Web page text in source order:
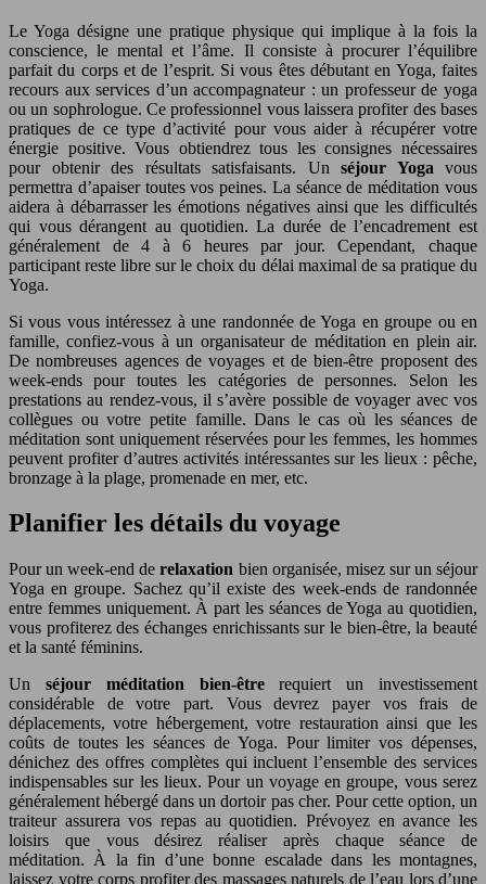
Le Yoga désigne une pratique physique qui implique à la fois la
conscience, le mental et l’âme. Il consiste à procurer l’équilibre
parfait du corps et de l’esprit. Si vous êtes débutant en Yoga, faites
recours aux services d’un accompagnateur : un professeur de yoga
ou un sophrologue. Ce professionnel vous laissera profiter des bases
pratiques de ce type d’activité pour vous aider à récupérer votre
énergie positive. Vous obtiendrez tous les consignes nécessaires
pour obtenir des résultats satisfaisants. Un séjour Yoga vous
permettra d’apaiser toutes vos peines. La séance de méditation vous
aidera à débarrasser les émotions négatives ainsi que les difficultés
qui vous dérangent au quotidien. La durée de l’encadrement est
généralement de 4 à 6 heures par jour. Cependant, chaque
participant reste libre sur le choix du délai maximal de sa pratique du
Yoga.
Si vous vous intéressez à une randonnée de Yoga en groupe ou en
famille, confiez-vous à un organisateur de méditation en plein air.
De nombreuses agences de voyages et de bien-être proposent des
week-ends pour toutes les catégories de personnes. Selon les
prestations au rendez-vous, il s’avère possible de voyager avec vos
collègues ou votre petite famille. Dans le cas où les séances de
méditation sont uniquement réservées pour les femmes, les hommes
peuvent profiter d’autres activités intéressantes sur les lieux : pêche,
bronzage à la plage, promenade en mer, etc.
Planifier les détails du voyage
Pour un week-end derelaxation bien organisée, misez sur un séjour
Yoga en groupe. Sachez qu’il existe des week-ends de randonnée
entre femmes uniquement. À part les séances de Yoga au quotidien,
vous profiterez des échanges enrichissants sur le bien-être, la beauté
et la santé féminins.
Un séjour méditation bien-êtrerequiert un investissement
considérable de votre part. Vous devrez payer vos frais de
déplacements, votre hébergement, votre restauration ainsi que les
coûts de toutes les séances de Yoga. Pour limiter vos dépenses,
dénichez des offres complètes qui incluent l’ensemble des services
indispensables sur les lieux. Pour un voyage en groupe, vous serez
généralement hébergé dans un dortoir pas cher. Pour cette option, un
traiteur assurera vos repas au quotidien. Prévoyez en avance les
loisirs que vous désirez réaliser après chaque séance de
méditation. À la fin d’une bonne escalade dans les montagnes,
laissez votre corps profiter des massages naturels de l’eau lors d’une